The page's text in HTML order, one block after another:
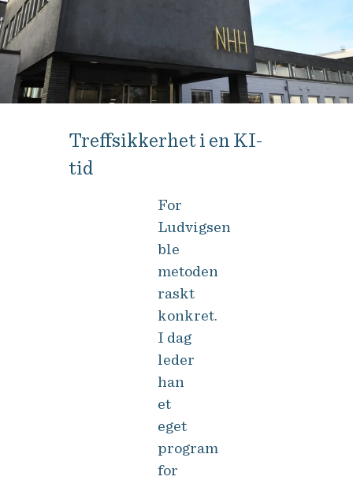
Treffsikkerhet i en KI-
tid
For
Ludvigsen
ble
metoden
raskt
konkret.
I dag
leder
han
et
eget
program
for